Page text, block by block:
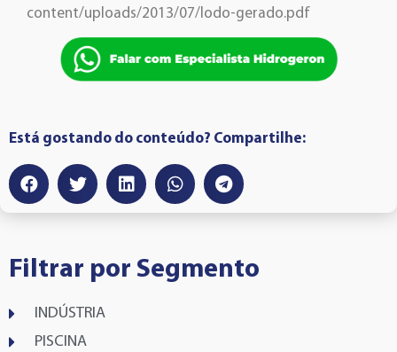
content/uploads/2013/07/lodo-gerado.pdf
Está gostando do conteúdo? Compartilhe:
Filtrar por Segmento
INDÚSTRIA
PISCINA